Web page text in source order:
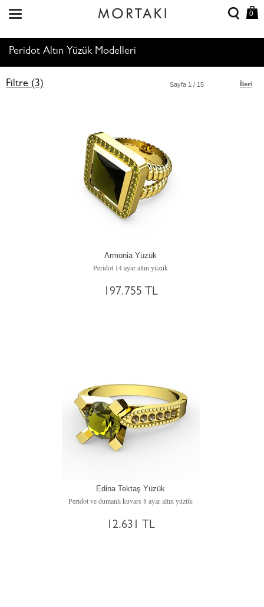
0
Peridot Altın Yüzük Modelleri
Filtre (3) İleri
Sayfa 1 / 15
Armonia Yüzük
Peridot 14 ayar altın yüzük
197.755 TL
Edina Tektaş Yüzük
Peridot ve dumanlı kuvars 8 ayar altın yüzük
12.631 TL